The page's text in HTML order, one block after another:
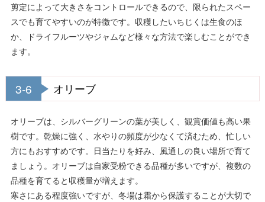
剪定によって大きさをコントロールできるので、限られたスペー
スでも育てやすいのが特徴です。収穫したいちじくは生食のほ
か、ドライフルーツやジャムなど様々な方法で楽しむことができ
ます。
3-6 オリーブ
オリーブは、シルバーグリーンの葉が美しく、観賞価値も高い果
樹です。乾燥に強く、水やりの頻度が少なくて済むため、忙しい
方にもおすすめです。日当たりを好み、風通しの良い場所で育て
ましょう。オリーブは自家受粉できる品種が多いですが、複数の
品種を育てると収穫量が増えます。
寒さにある程度強いですが、冬場は霜から保護することが大切で